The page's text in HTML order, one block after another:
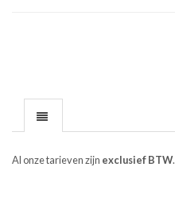
Al onze tarieven zijn exclusief BTW.